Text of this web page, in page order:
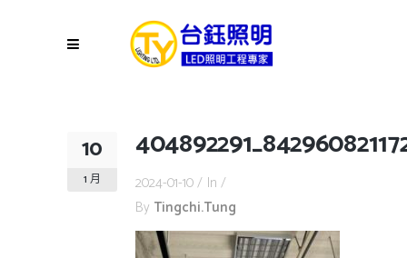
10
1 月 2024-01-10
In
By Tingchi.tung